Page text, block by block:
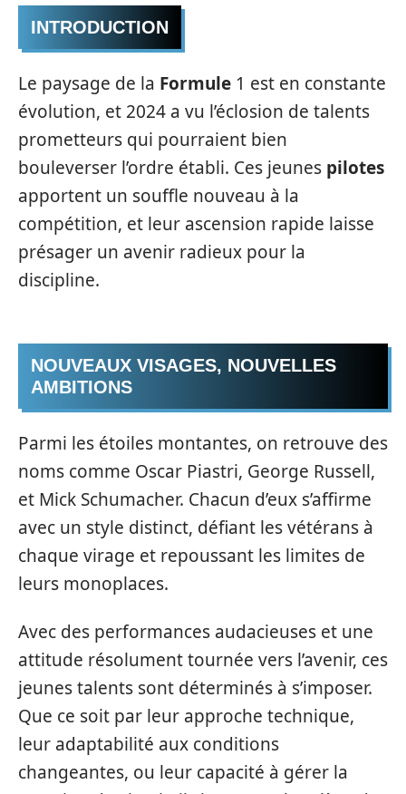
INTRODUCTION
Le paysage de la Formule 1 est en constante
évolution, et 2024 a vu l’éclosion de talents
prometteurs qui pourraient bien
bouleverser l’ordre établi. Ces jeunes pilotes
apportent un souffle nouveau à la
compétition, et leur ascension rapide laisse
présager un avenir radieux pour la
discipline.
NOUVEAUX VISAGES, NOUVELLES
AMBITIONS
Parmi les étoiles montantes, on retrouve des
noms comme Oscar Piastri, George Russell,
et Mick Schumacher. Chacun d’eux s’affirme
avec un style distinct, défiant les vétérans à
chaque virage et repoussant les limites de
leurs monoplaces.
Avec des performances audacieuses et une
attitude résolument tournée vers l’avenir, ces
jeunes talents sont déterminés à s’imposer.
Que ce soit par leur approche technique,
leur adaptabilité aux conditions
changeantes, ou leur capacité à gérer la